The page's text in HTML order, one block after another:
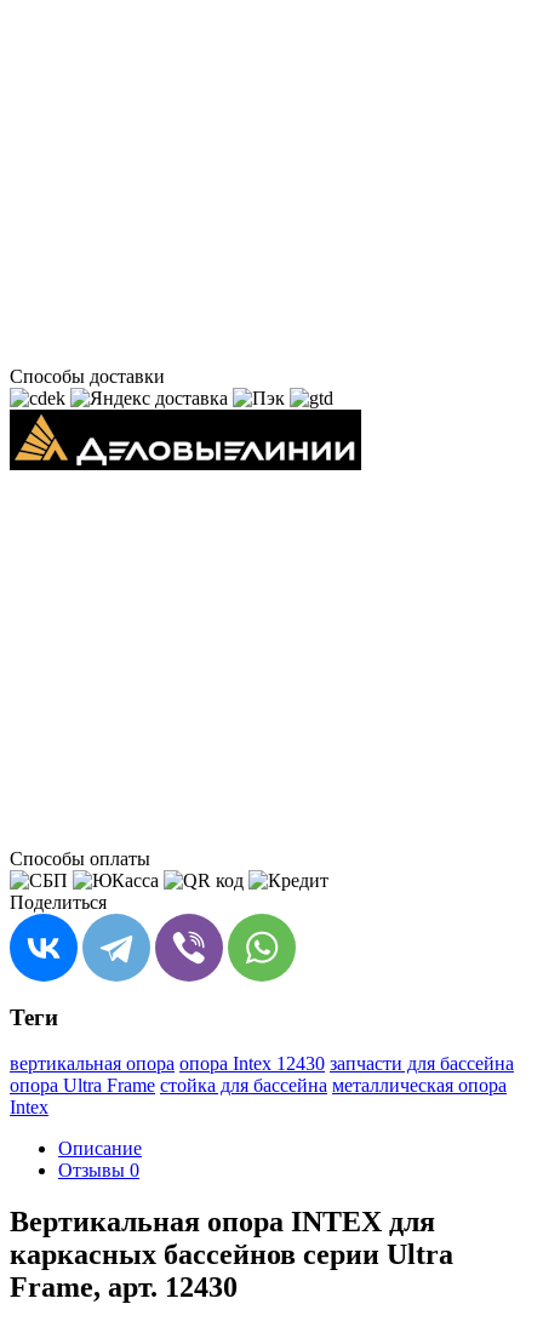
Способы доставки
Способы оплаты
Поделиться
Теги
вертикальная опора опора Intex 12430 запчасти для бассейна
опора Ultra Frame стойка для бассейна металлическая опора
Intex
Описание
Отзывы 0
Вертикальная опора INTEX для
каркасных бассейнов серии Ultra
Frame, арт. 12430